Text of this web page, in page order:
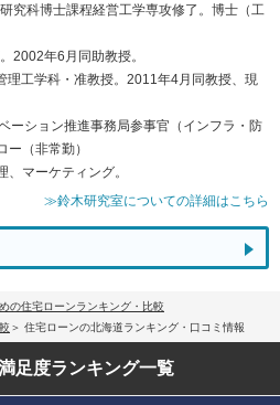
究科博士課程経営工学専攻修了。博士（工
2002年6月同助教授。
工学科・准教授。2011年4月同教授、現
ーション推進事務局参事官（インフラ・防
（非常勤）
マーケティング。
≫鈴木研究室についての詳細はこちら
の住宅ローンランキング・比較
住宅ローンの北海道ランキング・口コミ情報
足度ランキング一覧